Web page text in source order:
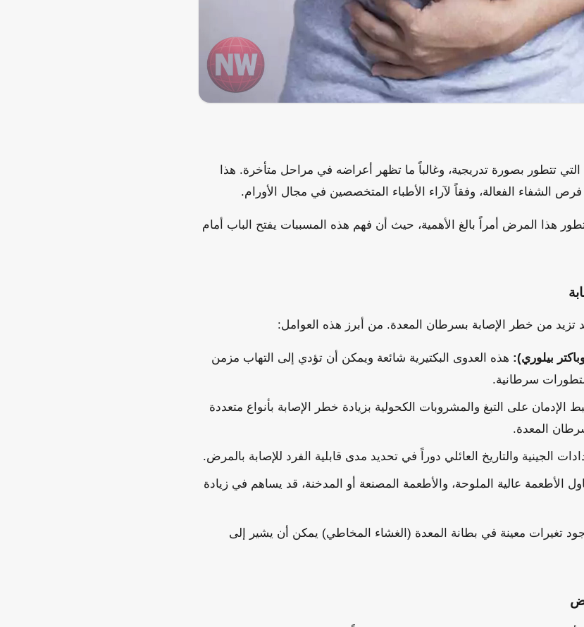
تتطور بصورة تدريجية، وغالباً ما تظهر أعراضه في مراحل متأخرة. هذا
الشفاء الفعالة، وفقاً لآراء الأطباء المتخصصين في مجال الأورام.
هذا المرض أمراً بالغ الأهمية، حيث أن فهم هذه المسببات يفتح الباب أمام
من خطر الإصابة بسرطان المعدة. من أبرز هذه العوامل:
بيلوري): هذه العدوى البكتيرية شائعة ويمكن أن تؤدي إلى التهاب مزمن
سرطانية.
الإدمان على التبغ والمشروبات الكحولية بزيادة خطر الإصابة بأنواع متعددة
المعدة.
الجينية والتاريخ العائلي دوراً في تحديد مدى قابلية الفرد للإصابة بالمرض.
الأطعمة عالية الملوحة، والأطعمة المصنعة أو المدخنة، قد يساهم في زيادة
تغيرات معينة في بطانة المعدة (الغشاء المخاطي) يمكن أن يشير إلى